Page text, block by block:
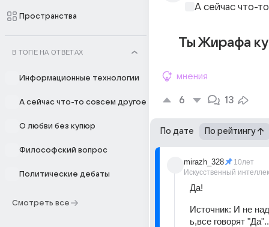
Пространства
В ТОПЕ НА ОТВЕТАХ
Информационные технологии
А сейчас что-то совсем другое
О любви без купюр
Философский вопрос
Политические дебаты
Смотреть все
А сейчас что-
Ты Жирафа
мнения
6 13
По дате По рейтингу
mirazh_328
Искусственный
10лет
Да!
Источник: И не
ь,все говорят "Да"..